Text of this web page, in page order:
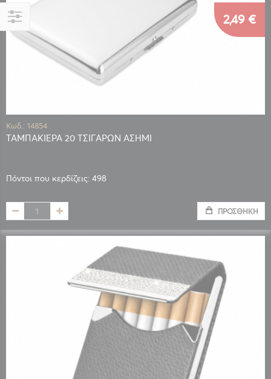
Κωδ.: 14854
ΤΑΜΠΑΚΙΕΡΑ 20 ΤΣΙΓΑΡΩΝ ΑΣΗΜΙ
Πόντοι που κερδίζεις: 498
2,49 €
ΠΡΟΣΘΉΚΗ
Αγορά